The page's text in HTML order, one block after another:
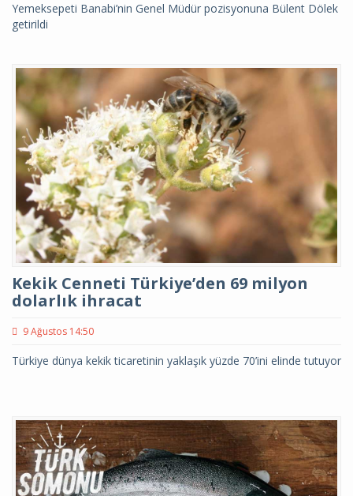
Yemeksepeti Banabi’nin Genel Müdür pozisyonuna Bülent Dölek
getirildi
Kekik Cenneti Türkiye’den 69 milyon
dolarlık ihracat
9 Ağustos 14:50
Türkiye dünya kekik ticaretinin yaklaşık yüzde 70’ini elinde tutuyor